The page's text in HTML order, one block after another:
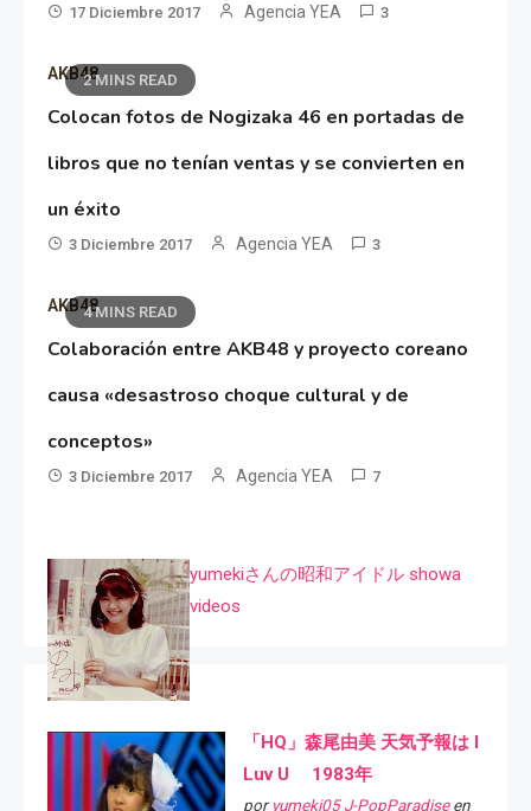
17 Diciembre 2017 Agencia YEA 3
2 MINS READ
AKB48
Colocan fotos de Nogizaka 46 en portadas de
libros que no tenían ventas y se convierten en
un éxito
3 Diciembre 2017 Agencia YEA 3
4 MINS READ
AKB48
Colaboración entre AKB48 y proyecto coreano
causa «desastroso choque cultural y de
conceptos»
3 Diciembre 2017 Agencia YEA 7
yumekiさんの昭和アイドル showa
videos
「HQ」森尾由美 天気予報は I
Luv U 1983年
por yumeki05 J-PopParadiseen